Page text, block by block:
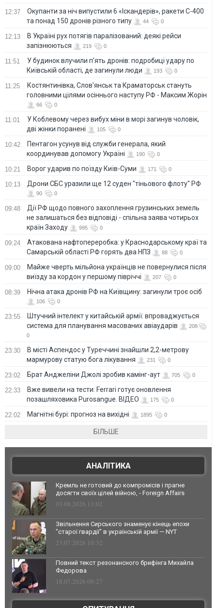
12:37
Окупанти за ніч випустили 6 «Іскандерів», ракети С-400
та понад 150 дронів різного типу
44 0
12:13
В Україні рух потягів паралізований: деякі рейси
запізнюються
219 0
11:51
У будинок влучили п'ять дронів: подробиці удару по
Київській області, де загинули люди
193 0
11:25
Костянтинівка, Слов'янськ та Краматорськ стануть
головними цілями осіннього наступу РФ - Максим Жорін
66 0
11:01
У Коблевому через вибух міни в морі загинув чоловік,
дві жінки поранені
105 0
10:42
Пентагон усунув від служби генерала, який
координував допомогу Україні
190 0
10:21 Ворог ударив по поїзду Київ-Суми 171 0
10:13 Дрони СБС уразили ще 12 суден "тіньового флоту" РФ
90 0
09:48
Дії РФ щодо повного захоплення грузинських земель
не залишаться без відповіді - спільна заява чотирьох
країн Заходу
995 0
09:24
Атакована нафтопереробка: у Краснодарському краї та
Самарській області РФ горять два НПЗ
88 0
09:00
Майже чверть мільйона українців не повернулися після
виїзду за кордон у першому півріччі
207 0
08:39 Нічна атака дронів РФ на Київщину: загинули троє осіб
106 0
23:55
Штучний інтелект у китайській армії: впроваджується
система для планування масованих авіаударів
208
0
23:30
В місті Аспендос у Туреччині знайшли 2,2-метрову
мармурову статую бога лікування
231 0
23:02 Брат Анджеліни Джолі зробив камінг-аут 705 0
22:33
Вже вивели на тести: Ferrari готує оновлення
позашляховика Purosangue. ВІДЕО
175 0
22:02 Магнітні бурі: прогноз на вихідні 1895 0
БІЛЬШЕ
АНАЛІТИКА
Кремль не готовий до компромісів і прагне
досягти своїх цілей війною, - Foreign Affairs
03.08.2026 13:02
Звільнення Сирського знаменує кінець епохи
"старої гвардії" в українській армії — NYT
23.07.2026 10:32
Повний текст резонансного брифінга Михайла
Федорова
18.07.2026 09:27